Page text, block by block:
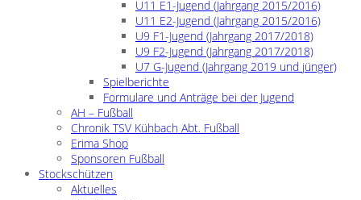
U11 E1-Jugend (Jahrgang 2015/2016)
U11 E2-Jugend (Jahrgang 2015/2016)
U9 F1-Jugend (Jahrgang 2017/2018)
U9 F2-Jugend (Jahrgang 2017/2018)
U7 G-Jugend (Jahrgang 2019 und jünger)
Spielberichte
Formulare und Anträge bei der Jugend
AH – Fußball
Chronik TSV Kühbach Abt. Fußball
Erima Shop
Sponsoren Fußball
Stockschützen
Aktuelles